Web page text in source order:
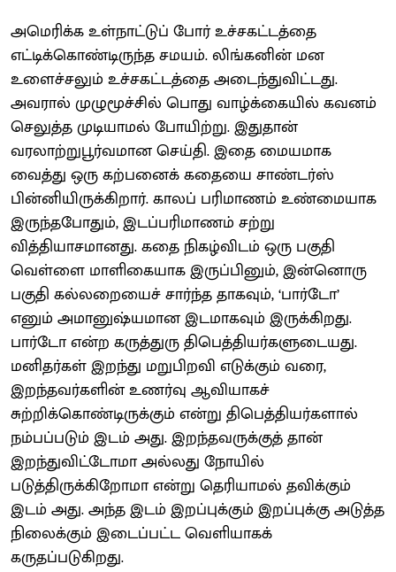
அமெரிக்க உள்நாட்டுப் போர் உச்சகட்டத்தை
எட்டிக்கொண்டிருந்த சமயம். லிங்கனின் மன
உளைச்சலும் உச்சகட்டத்தை அடைந்துவிட்டது.
அவரால் முழுமூச்சில் பொது வாழ்க்கையில் கவனம்
செலுத்த முடியாமல் போயிற்று. இதுதான்
வரலாற்றுபூர்வமான செய்தி. இதை மையமாக
வைத்து ஒரு கற்பனைக் கதையை சாண்டர்ஸ்
பின்னியிருக்கிறார். காலப் பரிமாணம் உண்மையாக
இருந்தபோதும், இடப்பரிமாணம் சற்று
வித்தியாசமானது. கதை நிகழ்விடம் ஒரு பகுதி
வெள்ளை மாளிகையாக இருப்பினும், இன்னொரு
பகுதி கல்லறையைச் சார்ந்த தாகவும், ‘பார்டோ’
எனும் அமானுஷ்யமான இடமாகவும் இருக்கிறது.
பார்டோ என்ற கருத்துரு திபெத்தியர்களுடையது.
மனிதர்கள் இறந்து மறுபிறவி எடுக்கும் வரை,
இறந்தவர்களின் உணர்வு ஆவியாகச்
சுற்றிக்கொண்டிருக்கும் என்று திபெத்தியர்களால்
நம்பப்படும் இடம் அது. இறந்தவருக்குத் தான்
இறந்துவிட்டோமா அல்லது நோயில்
படுத்திருக்கிறோமா என்று தெரியாமல் தவிக்கும்
இடம் அது. அந்த இடம் இறப்புக்கும் இறப்புக்கு அடுத்த
நிலைக்கும் இடைப்பட்ட வெளியாகக்
கருதப்படுகிறது.